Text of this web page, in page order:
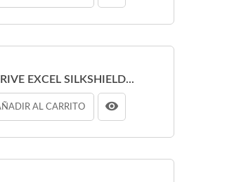
EXCEL SILKSHIELD...
AL CARRITO